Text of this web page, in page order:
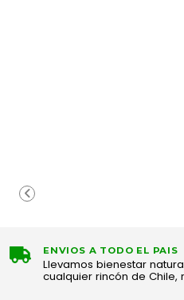
ENVIOS A TODO EL PAIS
Llevamos bienestar
cualquier rincón de Chile,